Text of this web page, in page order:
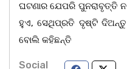
ଘଟଣାର ଯେପରି ପୁନରାବୃତ୍ତି ନ
ହୁଏ, ସେଥିପ୍ରତି ଦୃଷ୍ଟି ଦିଅନ୍ତୁ
ବୋଲି କହିଛନ୍ତି
Social